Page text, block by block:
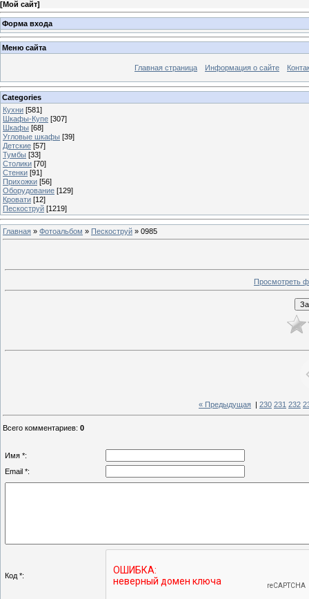
[Мой сайт]
Форма входа
Меню сайта
Главная страница Информация о сайте
Categories
Кухни [581]
Шкафы-Купе [307]
Шкафы [68]
Угловые шкафы [39]
Детские [57]
Тумбы [33]
Столики [70]
Стенки [91]
Прихожки [56]
Оборудование [129]
Кровати [12]
Пескоструй [1219]
Главная » Фотоальбом » Пескоструй » 0985
Просмотреть
« Предыдущая 230 231 232
Всего комментариев: 0
Имя *:
Email *:
Код *: